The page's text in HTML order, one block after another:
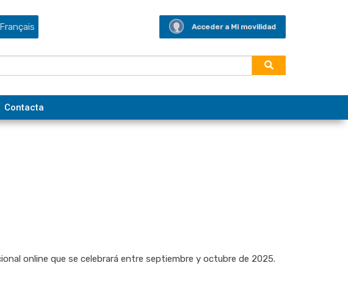
Français Acceder a Mi movilidad
Contacta
online que se celebrará entre septiembre y octubre de 2025.